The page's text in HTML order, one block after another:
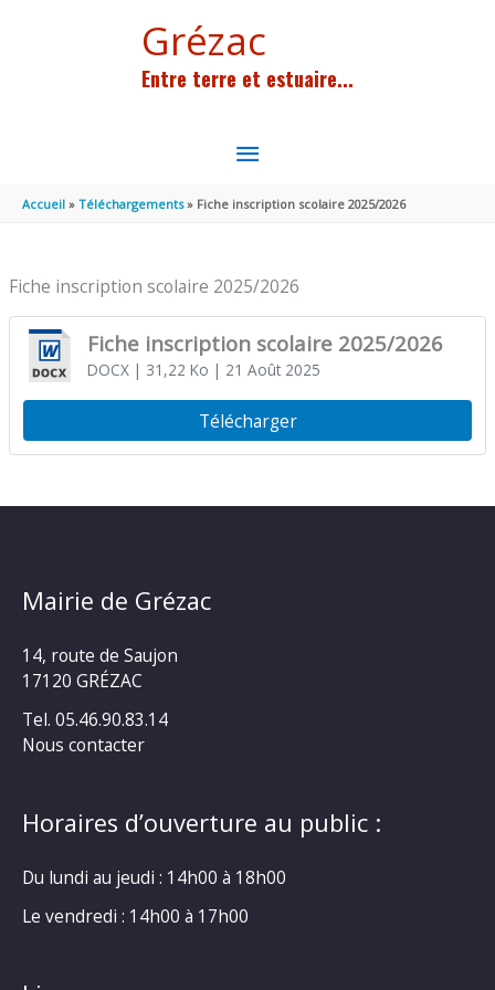
Grézac
Entre terre et estuaire...
MENU
PRINCIPAL
Accueil Téléchargements Fiche inscription scolaire 2025/2026
Fiche inscription scolaire 2025/2026
Fiche inscription scolaire 2025/2026
DOCX| 31,22 Ko | 21 Août 2025
Télécharger
Mairie de Grézac
14, route de Saujon
17120 GRÉZAC
Tel. 05.46.90.83.14
Nous contacter
Horaires d’ouverture au public :
Du lundi au jeudi : 14h00 à 18h00
Le vendredi : 14h00 à 17h00